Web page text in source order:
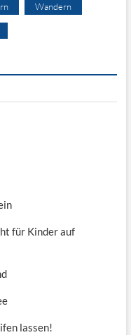
Wandern
für Kinder auf
lassen!